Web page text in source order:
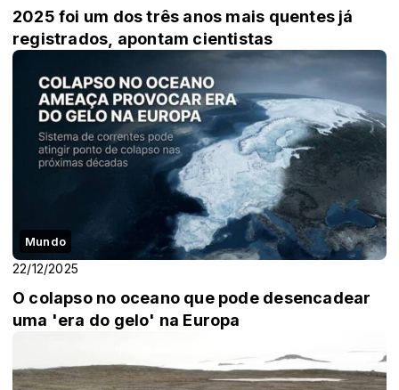
2025 foi um dos três anos mais quentes já
registrados, apontam cientistas
Mundo
22/12/2025
O colapso no oceano que pode desencadear
uma 'era do gelo' na Europa